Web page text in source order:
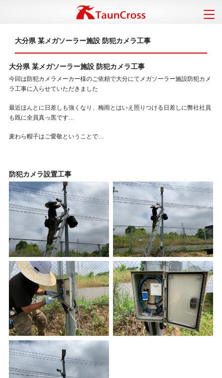
大分県 某メガソーラー施設 防犯カメラ工事
大分県 某メガソーラー施設 防犯カメラ工事
今回は防犯カメラメーカー様のご依頼で大分にてメガソーラー施設防犯カメ
ラ工事に入らせていただきました
最近ほんとに日差しも強くなり、梅雨とはいえ照りつける日差しに弊社社員
も既に全員真っ黒です…
麦わら帽子はご愛敬ということで…
防犯カメラ設置工事